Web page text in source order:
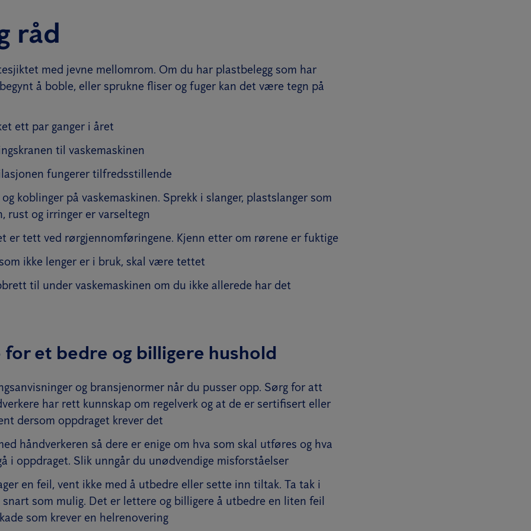
råd
med jevne mellomrom. Om du har plastbelegg som har
å boble, eller sprukne fliser og fuger kan det være tegn på
ett par ganger i året
til vaskemaskinen
fungerer tilfredsstillende
koblinger på vaskemaskinen. Sprekk i slanger, plastslanger som
rust og irringer er varseltegn
er tett ved rørgjennomføringene. Kjenn etter om rørene er fuktige
ikke lenger er i bruk, skal være tettet
til under vaskemaskinen om du ikke allerede har det
et bedre og billigere hushold
og bransjenormer når du pusser opp. Sørg for att
har rett kunnskap om regelverk og at de er sertifisert eller
dersom oppdraget krever det
håndverkeren så dere er enige om hva som skal utføres og hva
i oppdraget. Slik unngår du unødvendige misforståelser
en feil, vent ikke med å utbedre eller sette inn tiltak. Ta tak i
som mulig. Det er lettere og billigere å utbedre en liten feil
som krever en helrenovering